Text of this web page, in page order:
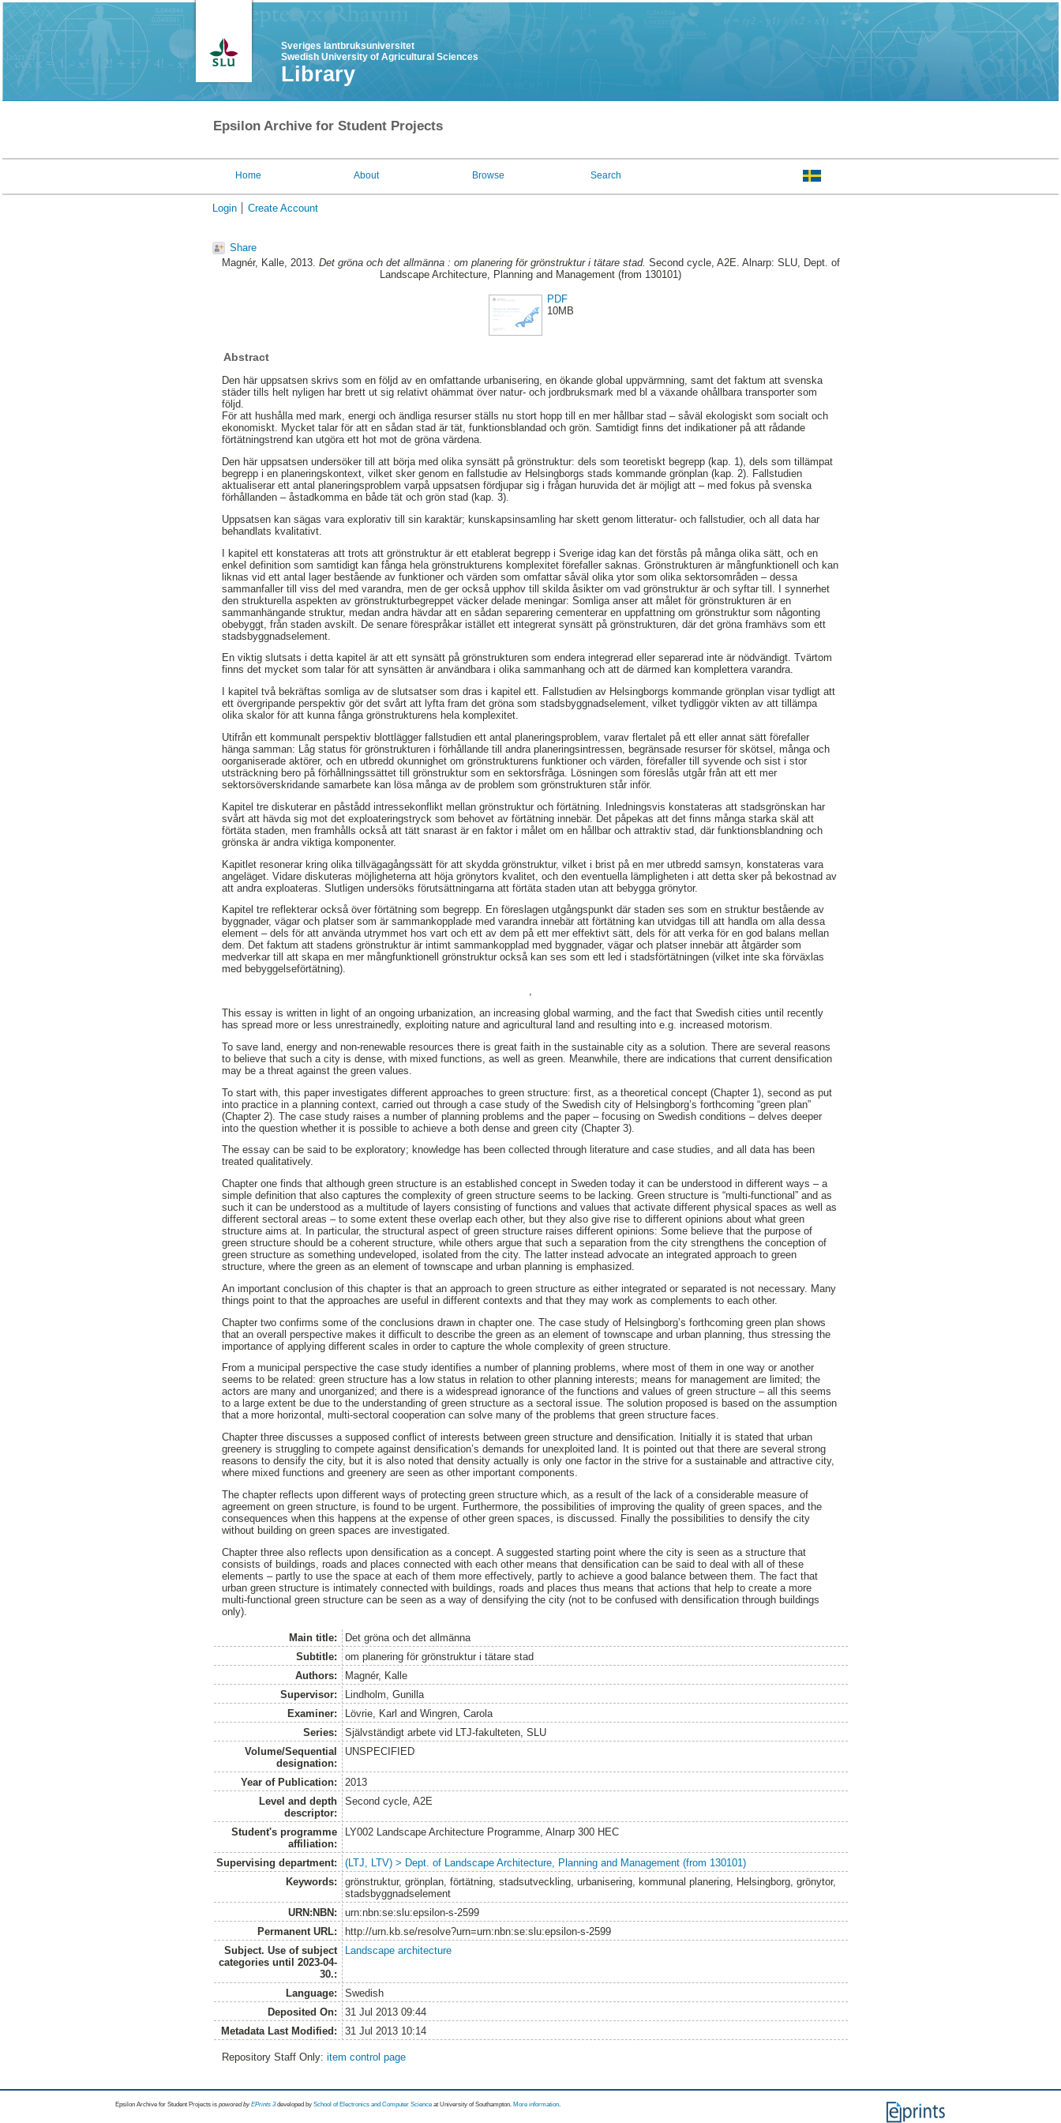
Sveriges lantbruksuniversitet
Swedish University of Agricultural Sciences
Library
Epsilon Archive for Student Projects
Home About Browse Search
Login Create Account
Share
Magnér, Kalle, 2013. Det gröna och det allmänna : om planering för grönstruktur i tätare stad. Second cycle, A2E. Alnarp: SLU, Dept. of
Landscape Architecture, Planning and Management (from 130101)
PDF
10MB
Abstract
Den här uppsatsen skrivs som en följd av en omfattande urbanisering, en ökande global uppvärmning, samt det faktum att svenska
städer tills helt nyligen har brett ut sig relativt ohämmat över natur- och jordbruksmark med bl a växande ohållbara transporter som
följd.
För att hushålla med mark, energi och ändliga resurser ställs nu stort hopp till en mer hållbar stad – såväl ekologiskt som socialt och
ekonomiskt. Mycket talar för att en sådan stad är tät, funktionsblandad och grön. Samtidigt finns det indikationer på att rådande
förtätningstrend kan utgöra ett hot mot de gröna värdena.
Den här uppsatsen undersöker till att börja med olika synsätt på grönstruktur: dels som teoretiskt begrepp (kap. 1), dels som tillämpat
begrepp i en planeringskontext, vilket sker genom en fallstudie av Helsingborgs stads kommande grönplan (kap. 2). Fallstudien
aktualiserar ett antal planeringsproblem varpå uppsatsen fördjupar sig i frågan huruvida det är möjligt att – med fokus på svenska
förhållanden – åstadkomma en både tät och grön stad (kap. 3).
Uppsatsen kan sägas vara explorativ till sin karaktär; kunskapsinsamling har skett genom litteratur- och fallstudier, och all data har
behandlats kvalitativt.
I kapitel ett konstateras att trots att grönstruktur är ett etablerat begrepp i Sverige idag kan det förstås på många olika sätt, och en
enkel definition som samtidigt kan fånga hela grönstrukturens komplexitet förefaller saknas. Grönstrukturen är mångfunktionell och kan
liknas vid ett antal lager bestående av funktioner och värden som omfattar såväl olika ytor som olika sektorsområden – dessa
sammanfaller till viss del med varandra, men de ger också upphov till skilda åsikter om vad grönstruktur är och syftar till. I synnerhet
den strukturella aspekten av grönstrukturbegreppet väcker delade meningar: Somliga anser att målet för grönstrukturen är en
sammanhängande struktur, medan andra hävdar att en sådan separering cementerar en uppfattning om grönstruktur som någonting
obebyggt, från staden avskilt. De senare förespråkar istället ett integrerat synsätt på grönstrukturen, där det gröna framhävs som ett
stadsbyggnadselement.
En viktig slutsats i detta kapitel är att ett synsätt på grönstrukturen som endera integrerad eller separerad inte är nödvändigt. Tvärtom
finns det mycket som talar för att synsätten är användbara i olika sammanhang och att de därmed kan komplettera varandra.
I kapitel två bekräftas somliga av de slutsatser som dras i kapitel ett. Fallstudien av Helsingborgs kommande grönplan visar tydligt att
ett övergripande perspektiv gör det svårt att lyfta fram det gröna som stadsbyggnadselement, vilket tydliggör vikten av att tillämpa
olika skalor för att kunna fånga grönstrukturens hela komplexitet.
Utifrån ett kommunalt perspektiv blottlägger fallstudien ett antal planeringsproblem, varav flertalet på ett eller annat sätt förefaller
hänga samman: Låg status för grönstrukturen i förhållande till andra planeringsintressen, begränsade resurser för skötsel, många och
oorganiserade aktörer, och en utbredd okunnighet om grönstrukturens funktioner och värden, förefaller till syvende och sist i stor
utsträckning bero på förhållningssättet till grönstruktur som en sektorsfråga. Lösningen som föreslås utgår från att ett mer
sektorsöverskridande samarbete kan lösa många av de problem som grönstrukturen står inför.
Kapitel tre diskuterar en påstådd intressekonflikt mellan grönstruktur och förtätning. Inledningsvis konstateras att stadsgrönskan har
svårt att hävda sig mot det exploateringstryck som behovet av förtätning innebär. Det påpekas att det finns många starka skäl att
förtäta staden, men framhålls också att tätt snarast är en faktor i målet om en hållbar och attraktiv stad, där funktionsblandning och
grönska är andra viktiga komponenter.
Kapitlet resonerar kring olika tillvägagångssätt för att skydda grönstruktur, vilket i brist på en mer utbredd samsyn, konstateras vara
angeläget. Vidare diskuteras möjligheterna att höja grönytors kvalitet, och den eventuella lämpligheten i att detta sker på bekostnad av
att andra exploateras. Slutligen undersöks förutsättningarna att förtäta staden utan att bebygga grönytor.
Kapitel tre reflekterar också över förtätning som begrepp. En föreslagen utgångspunkt där staden ses som en struktur bestående av
byggnader, vägar och platser som är sammankopplade med varandra innebär att förtätning kan utvidgas till att handla om alla dessa
element – dels för att använda utrymmet hos vart och ett av dem på ett mer effektivt sätt, dels för att verka för en god balans mellan
dem. Det faktum att stadens grönstruktur är intimt sammankopplad med byggnader, vägar och platser innebär att åtgärder som
medverkar till att skapa en mer mångfunktionell grönstruktur också kan ses som ett led i stadsförtätningen (vilket inte ska förväxlas
med bebyggelseförtätning).
,
This essay is written in light of an ongoing urbanization, an increasing global warming, and the fact that Swedish cities until recently
has spread more or less unrestrainedly, exploiting nature and agricultural land and resulting into e.g. increased motorism.
To save land, energy and non-renewable resources there is great faith in the sustainable city as a solution. There are several reasons
to believe that such a city is dense, with mixed functions, as well as green. Meanwhile, there are indications that current densification
may be a threat against the green values.
To start with, this paper investigates different approaches to green structure: first, as a theoretical concept (Chapter 1), second as put
into practice in a planning context, carried out through a case study of the Swedish city of Helsingborg’s forthcoming “green plan”
(Chapter 2). The case study raises a number of planning problems and the paper – focusing on Swedish conditions – delves deeper
into the question whether it is possible to achieve a both dense and green city (Chapter 3).
The essay can be said to be exploratory; knowledge has been collected through literature and case studies, and all data has been
treated qualitatively.
Chapter one finds that although green structure is an established concept in Sweden today it can be understood in different ways – a
simple definition that also captures the complexity of green structure seems to be lacking. Green structure is “multi-functional” and as
such it can be understood as a multitude of layers consisting of functions and values that activate different physical spaces as well as
different sectoral areas – to some extent these overlap each other, but they also give rise to different opinions about what green
structure aims at. In particular, the structural aspect of green structure raises different opinions: Some believe that the purpose of
green structure should be a coherent structure, while others argue that such a separation from the city strengthens the conception of
green structure as something undeveloped, isolated from the city. The latter instead advocate an integrated approach to green
structure, where the green as an element of townscape and urban planning is emphasized.
An important conclusion of this chapter is that an approach to green structure as either integrated or separated is not necessary. Many
things point to that the approaches are useful in different contexts and that they may work as complements to each other.
Chapter two confirms some of the conclusions drawn in chapter one. The case study of Helsingborg’s forthcoming green plan shows
that an overall perspective makes it difficult to describe the green as an element of townscape and urban planning, thus stressing the
importance of applying different scales in order to capture the whole complexity of green structure.
From a municipal perspective the case study identifies a number of planning problems, where most of them in one way or another
seems to be related: green structure has a low status in relation to other planning interests; means for management are limited; the
actors are many and unorganized; and there is a widespread ignorance of the functions and values of green structure – all this seems
to a large extent be due to the understanding of green structure as a sectoral issue. The solution proposed is based on the assumption
that a more horizontal, multi-sectoral cooperation can solve many of the problems that green structure faces.
Chapter three discusses a supposed conflict of interests between green structure and densification. Initially it is stated that urban
greenery is struggling to compete against densification’s demands for unexploited land. It is pointed out that there are several strong
reasons to densify the city, but it is also noted that density actually is only one factor in the strive for a sustainable and attractive city,
where mixed functions and greenery are seen as other important components.
The chapter reflects upon different ways of protecting green structure which, as a result of the lack of a considerable measure of
agreement on green structure, is found to be urgent. Furthermore, the possibilities of improving the quality of green spaces, and the
consequences when this happens at the expense of other green spaces, is discussed. Finally the possibilities to densify the city
without building on green spaces are investigated.
Chapter three also reflects upon densification as a concept. A suggested starting point where the city is seen as a structure that
consists of buildings, roads and places connected with each other means that densification can be said to deal with all of these
elements – partly to use the space at each of them more effectively, partly to achieve a good balance between them. The fact that
urban green structure is intimately connected with buildings, roads and places thus means that actions that help to create a more
multi-functional green structure can be seen as a way of densifying the city (not to be confused with densification through buildings
only).
Main title:
Det gröna och det allmänna
Subtitle:
om planering för grönstruktur i tätare stad
Authors:
Magnér, Kalle
Supervisor:
Lindholm, Gunilla
Examiner:
Lövrie, Karl and Wingren, Carola
Series:
Självständigt arbete vid LTJ-fakulteten, SLU
Volume/Sequential
designation:
UNSPECIFIED
Year of Publication:
2013
Level and depth
descriptor:
Second cycle, A2E
Student's programme
affiliation:
LY002 Landscape Architecture Programme, Alnarp 300 HEC
Supervising department:
(LTJ, LTV) > Dept. of Landscape Architecture, Planning and Management (from 130101)
Keywords:
grönstruktur, grönplan, förtätning, stadsutveckling, urbanisering, kommunal planering, Helsingborg, grönytor,
stadsbyggnadselement
URN:NBN:
urn:nbn:se:slu:epsilon-s-2599
Permanent URL:
http://urn.kb.se/resolve?urn=urn:nbn:se:slu:epsilon-s-2599
Subject. Use of subject
categories until 2023-04-
30.:
Landscape architecture
Language:
Swedish
Deposited On:
31 Jul 2013 09:44
Metadata Last Modified:
31 Jul 2013 10:14
Repository Staff Only:item control page
Epsilon Archive for Student Projects is powored byEPrints 3 developed by School of Electronics and Computer Science at University of Southampton. More information.